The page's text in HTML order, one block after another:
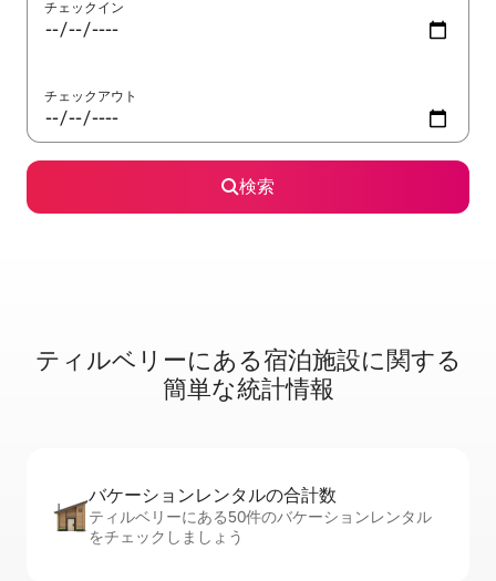
チェックイン
チェックアウト
検索
ティルベリーに⁠あ⁠る宿⁠泊⁠施⁠設⁠に関⁠す⁠る
簡⁠単⁠な統⁠計⁠情⁠報
バケーションレ⁠ン⁠タ⁠ル⁠の合⁠計⁠数
ティルベリーにある50件のバケーションレンタル
をチェックしましょう